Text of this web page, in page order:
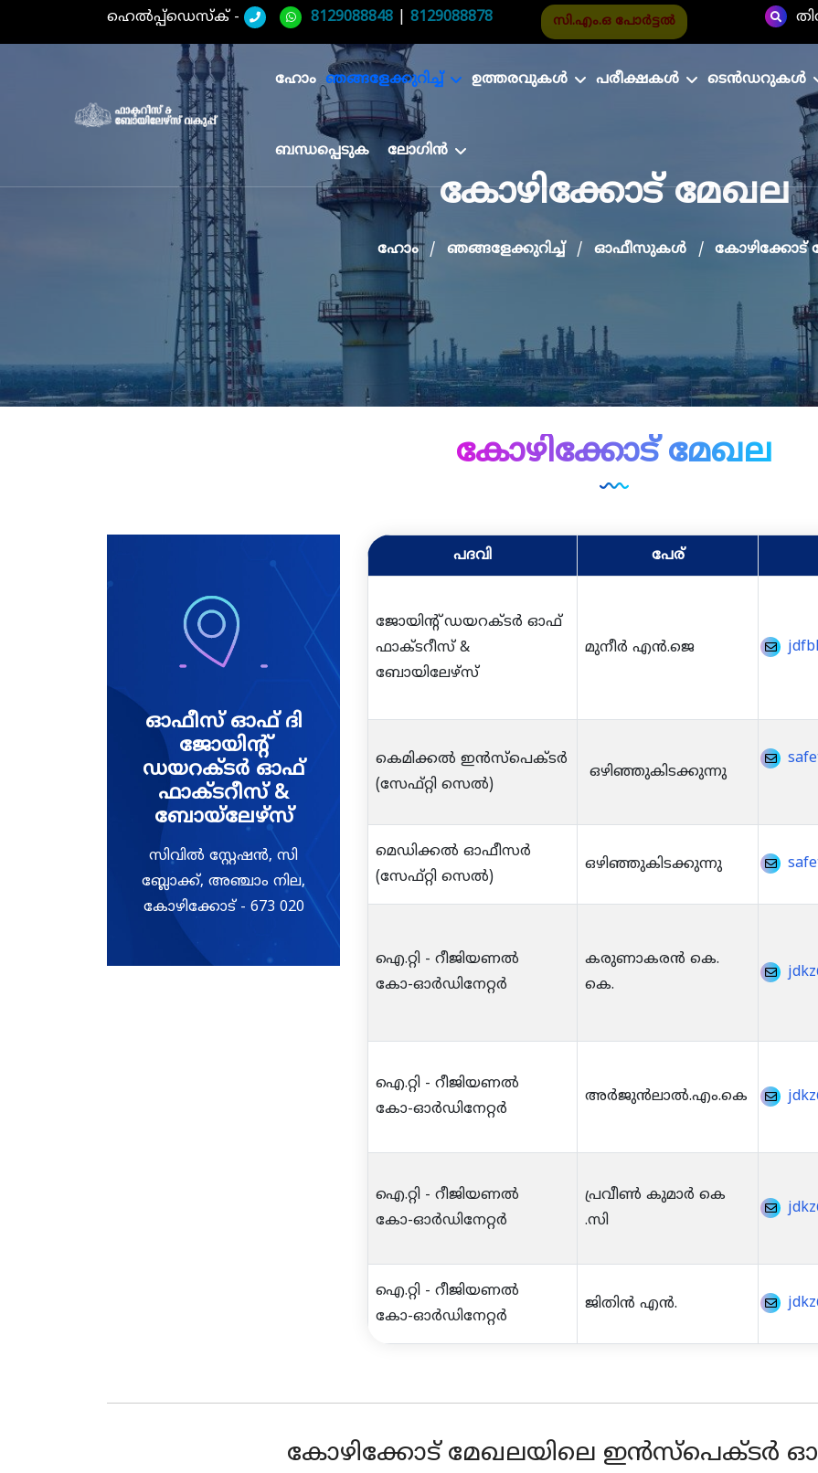
ഹെൽപ്പ്ഡെസ്ക് - 8129088848 8129088878 സി.എം.ഒ പോർട്ടൽ
ഹോം ഞങ്ങളേക്കുറിച്ച് ഉത്തരവുകൾ പരീക്ഷകൾ ടെൻഡറുകൾ
ബന്ധപ്പെടുക ലോഗിൻ
കോഴിക്കോട് മേഖല
ഹോം ഞങ്ങളേക്കുറിച്ച് ഓഫീസുകള്‍ കോഴിക്കോട്
കോഴിക്കോട് മേഖല
ഓഫീസ് ഓഫ് ദി
ജോയിന്റ്
ഡയറക്ടർ ഓഫ്
ഫാക്ടറീസ് &
ബോയ്‌ലേഴ്‌സ്
സിവിൽ സ്റ്റേഷൻ, സി
ബ്ലോക്ക്, അഞ്ചാം നില,
കോഴിക്കോട് - 673 020
പദവി പേര്
ജോയിന്റ് ഡയറക്ടർ ഓഫ്
ഫാക്ടറീസ് &
ബോയിലേഴ്സ്
മുനീർ എൻ.ജെ
കെമിക്കൽ ഇൻസ്പെക്ടർ
(സേഫ്റ്റി സെൽ)
ഒഴിഞ്ഞുകിടക്കുന്നു
മെഡിക്കൽ ഓഫീസർ
(സേഫ്റ്റി സെൽ)
ഒഴിഞ്ഞുകിടക്കുന്നു
ഐ.റ്റി - റീജിയണൽ
കോ-ഓർഡിനേറ്റർ
കരുണാകരൻ കെ.
കെ.
ഐ.റ്റി - റീജിയണൽ
കോ-ഓർഡിനേറ്റർ
അർജുൻലാൽ.എം.കെ
ഐ.റ്റി - റീജിയണൽ
കോ-ഓർഡിനേറ്റർ
പ്രവീൺ കുമാർ കെ
.സി
ഐ.റ്റി - റീജിയണൽ
കോ-ഓർഡിനേറ്റർ
ജിതിൻ എൻ.
കോഴിക്കോട് മേഖലയിലെ ഇൻസ്പെക്ടർ